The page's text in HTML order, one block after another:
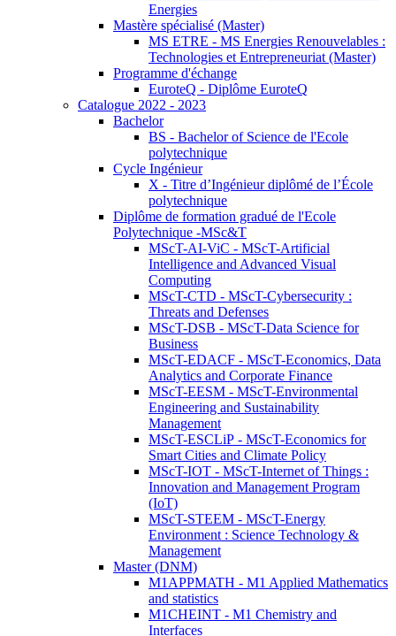
Energies
Mastère spécialisé (Master)
MS ETRE - MS Energies Renouvelables :
Technologies et Entrepreneuriat (Master)
Programme d'échange
EuroteQ - Diplôme EuroteQ
Catalogue 2022 - 2023
Bachelor
BS - Bachelor of Science de l'Ecole
polytechnique
Cycle Ingénieur
X - Titre d’Ingénieur diplômé de l’École
polytechnique
Diplôme de formation gradué de l'Ecole
Polytechnique -MSc&T
MScT-AI-ViC - MScT-Artificial
Intelligence and Advanced Visual
Computing
MScT-CTD - MScT-Cybersecurity :
Threats and Defenses
MScT-DSB - MScT-Data Science for
Business
MScT-EDACF - MScT-Economics, Data
Analytics and Corporate Finance
MScT-EESM - MScT-Environmental
Engineering and Sustainability
Management
MScT-ESCLiP - MScT-Economics for
Smart Cities and Climate Policy
MScT-IOT - MScT-Internet of Things :
Innovation and Management Program
(IoT)
MScT-STEEM - MScT-Energy
Environment : Science Technology &
Management
Master (DNM)
M1APPMATH - M1 Applied Mathematics
and statistics
M1CHEINT - M1 Chemistry and
Interfaces